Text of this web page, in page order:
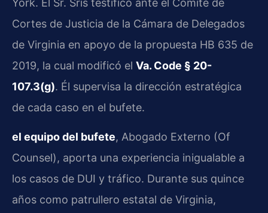
York. El Sr. Sris testificó ante el Comité de
Cortes de Justicia de la Cámara de Delegados
de Virginia en apoyo de la propuesta HB 635 de
2019, la cual modificó el Va. Code § 20-
107.3(g). Él supervisa la dirección estratégica
de cada caso en el bufete.
el equipo del bufete, Abogado Externo (Of
Counsel), aporta una experiencia inigualable a
los casos de DUI y tráfico. Durante sus quince
años como patrullero estatal de Virginia,